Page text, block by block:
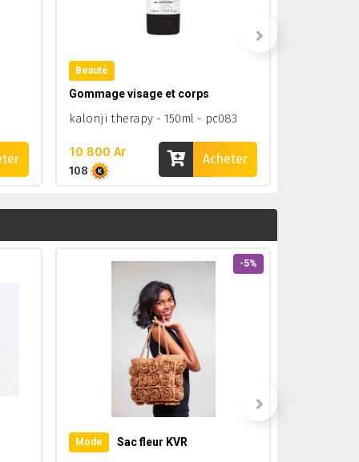
Beauté
Gommage visage et corps
kalonji therapy - 150ml - pc083
108
10 800 Ar Acheter
-5%
Mode Sac fleur KVR